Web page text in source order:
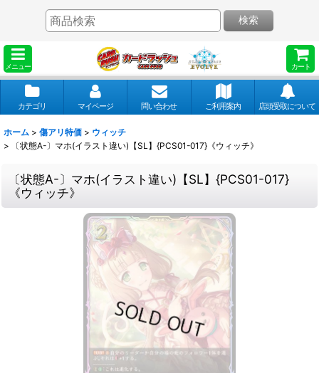
メニュー カート
検索
カテゴリ マイページ 問い合わせ ご利用案内 店頭受取について
ホーム > 傷アリ特価 > ウィッチ
>
〔状態A-〕マホ(イラスト違い)【SL】{PCS01-017}《ウィッチ》
〔状態A-〕マホ(イラスト違い)【SL】{PCS01-017}
《ウィッチ》